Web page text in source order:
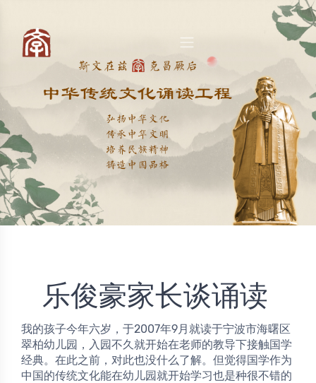
乐俊豪家长谈诵读
我的孩子今年六岁，于2007年9月就读于宁波市海曙区
翠柏幼儿园，入园不久就开始在老师的教导下接触国学
经典。在此之前，对此也没什么了解。但觉得国学作为
中国的传统文化能在幼儿园就开始学习也是种很不错的